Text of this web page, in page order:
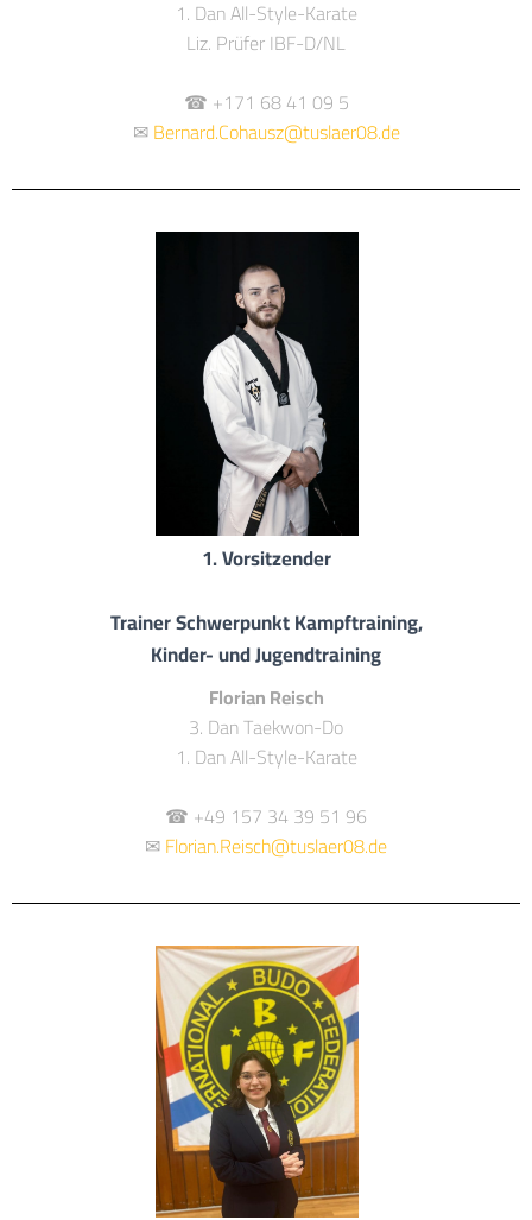
1. Dan All-Style-Karate
Liz. Prüfer IBF-D/NL
☎ +171 68 41 09 5
✉Bernard.Cohausz@tuslaer08.de
1. Vorsitzender
Trainer Schwerpunkt Kampftraining,
Kinder- und Jugendtraining
Florian Reisch
3. Dan Taekwon-Do
1. Dan All-Style-Karate
☎ +49 157 34 39 51 96
✉Florian.Reisch@tuslaer08.de